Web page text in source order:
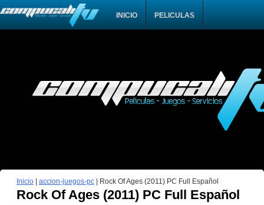
INICIO PELICULAS
Inicio| accion-juegos-pc| Rock Of Ages (2011) PC Full Español
Rock Of Ages (2011) PC Full Español